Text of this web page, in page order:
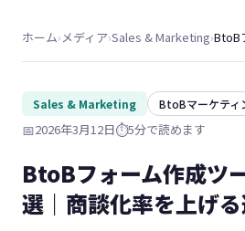
ホーム›メディア›Sales & Marketing›
Sales & Marketing BtoBマーケティ
📅2026年3月12日⏱️5分で読めます
BtoBフォーム作成ツ
選｜商談化率を上げ